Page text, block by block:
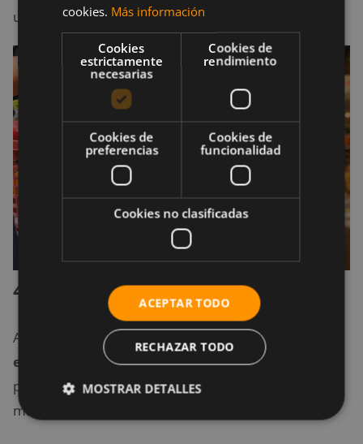
unas pocas horas.
4. Tomar alcohol
Algunas personas imprudentes tomanalcohol con
el estómago vacíopara sentirlo con mayor rapidez,
pero para ti esto no solo significará sensaciones de
mareos, sino una mala experiencia el día siguiente.
cookies. Más información
Cookies
estrictamente
necesarias
Cookies de
rendimiento
Cookies de
preferencias
Cookies de
funcionalidad
Cookies no clasificadas
ACEPTAR TODO
RECHAZAR TODO
MOSTRAR DETALLES